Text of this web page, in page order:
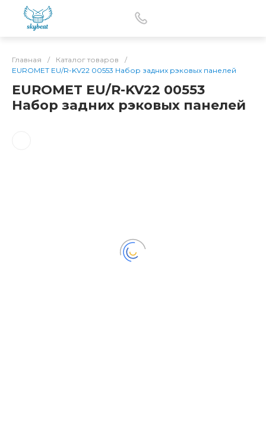
Главная / Каталог товаров
/
EUROMET EU/R-KV22 00553 Набор задних рэковых панелей
EUROMET EU/R-KV22 00553
Набор задних рэковых панелей